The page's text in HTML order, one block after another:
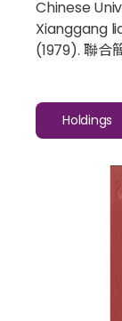
Chinese
Xianggang
(1979). 聯合
Holdings